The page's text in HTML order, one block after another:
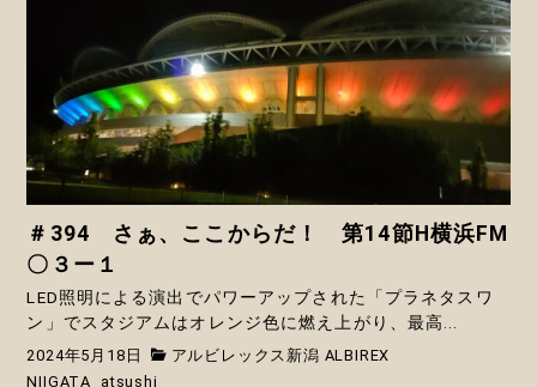
＃394 さぁ、ここからだ！ 第14節H横浜FM
〇３ー１
LED照明による演出でパワーアップされた「プラネタスワ
ン」でスタジアムはオレンジ色に燃え上がり、最高...
2024年5月18日
アルビレックス新潟 ALBIREX
NIIGATA
atsushi